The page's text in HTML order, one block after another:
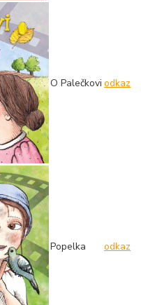
O Palečkovi odkaz
Popelka odkaz